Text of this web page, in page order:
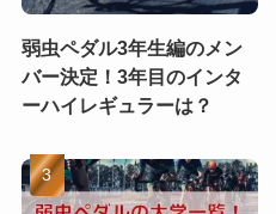
弱虫ペダル3年生編のメン
バー決定！3年目のインタ
ーハイレギュラーは？